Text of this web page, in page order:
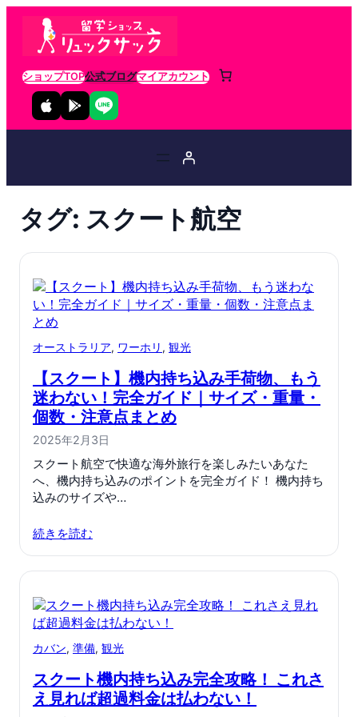
ショップTOP公式ブログマイアカウント
タグ: スクート航空
オーストラリア, ワーホリ , 観光
【スクート】機内持ち込み手荷物、もう
迷わない！完全ガイド｜サイズ・重量・
個数・注意点まとめ
2025年2月3日
スクート航空で快適な海外旅行を楽しみたいあなた
へ、機内持ち込みのポイントを完全ガイド！ 機内持ち
込みのサイズや…
続きを読む
カバン, 準備, 観光
スクート機内持ち込み完全攻略！ これさ
え見れば超過料金は払わない！